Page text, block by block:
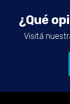
¿Qué
Visitá